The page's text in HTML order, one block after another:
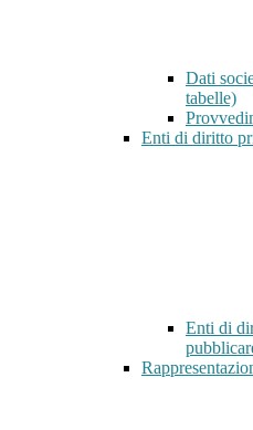
Dati
tabelle)
Enti di diritto
Enti di